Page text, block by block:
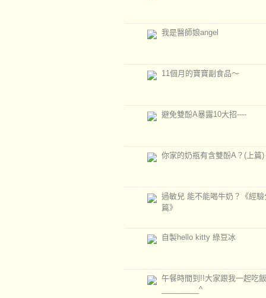
我是醫師娘angel
11個月的寶寶副食品～
避免雙酚A暴露10大招----
你家的奶瓶有含雙酚A？(上篇)
過敏兒 能不能喝牛奶？《經驗
篇》
自製hello kitty 綠豆冰
午餐時間到!!大家跟我一起吃
_________^